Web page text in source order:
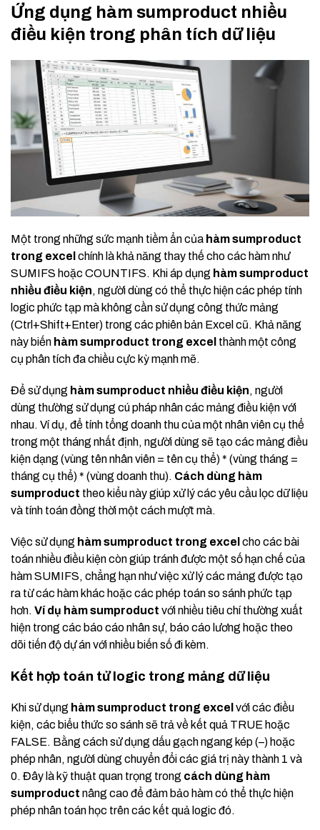
Ứng dụng hàm sumproduct nhiều
điều kiện trong phân tích dữ liệu
Một trong những sức mạnh tiềm ẩn của hàm sumproduct
trong excel chính là khả năng thay thế cho các hàm như
SUMIFS hoặc COUNTIFS. Khi áp dụng hàm sumproduct
nhiều điều kiện, người dùng có thể thực hiện các phép tính
logic phức tạp mà không cần sử dụng công thức mảng
(Ctrl+Shift+Enter) trong các phiên bản Excel cũ. Khả năng
này biến hàm sumproduct trong excel thành một công
cụ phân tích đa chiều cực kỳ mạnh mẽ.
Để sử dụng hàm sumproduct nhiều điều kiện, người
dùng thường sử dụng cú pháp nhân các mảng điều kiện với
nhau. Ví dụ, để tính tổng doanh thu của một nhân viên cụ thể
trong một tháng nhất định, người dùng sẽ tạo các mảng điều
kiện dạng (vùng tên nhân viên = tên cụ thể) * (vùng tháng =
tháng cụ thể) * (vùng doanh thu). Cách dùng hàm
sumproduct theo kiểu này giúp xử lý các yêu cầu lọc dữ liệu
và tính toán đồng thời một cách mượt mà.
Việc sử dụng hàm sumproduct trong excel cho các bài
toán nhiều điều kiện còn giúp tránh được một số hạn chế của
hàm SUMIFS, chẳng hạn như việc xử lý các mảng được tạo
ra từ các hàm khác hoặc các phép toán so sánh phức tạp
hơn. Ví dụ hàm sumproduct với nhiều tiêu chí thường xuất
hiện trong các báo cáo nhân sự, báo cáo lương hoặc theo
dõi tiến độ dự án với nhiều biến số đi kèm.
Kết hợp toán tử logic trong mảng dữ liệu
Khi sử dụng hàm sumproduct trong excel với các điều
kiện, các biểu thức so sánh sẽ trả về kết quả TRUE hoặc
FALSE. Bằng cách sử dụng dấu gạch ngang kép (–) hoặc
phép nhân, người dùng chuyển đổi các giá trị này thành 1 và
0. Đây là kỹ thuật quan trọng trong cách dùng hàm
sumproduct nâng cao để đảm bảo hàm có thể thực hiện
phép nhân toán học trên các kết quả logic đó.